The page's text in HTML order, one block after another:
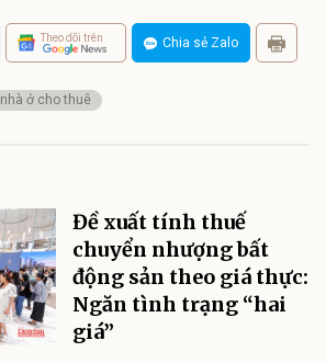
Theo dõi trên Chia sẻ Zalo
nhà ở cho thuê
Đề xuất tính thuế
chuyển nhượng bất
động sản theo giá thực:
Ngăn tình trạng “hai
giá”